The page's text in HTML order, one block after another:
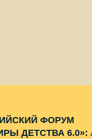
ФОРУМ
ДЕТСТВА 6.0»: